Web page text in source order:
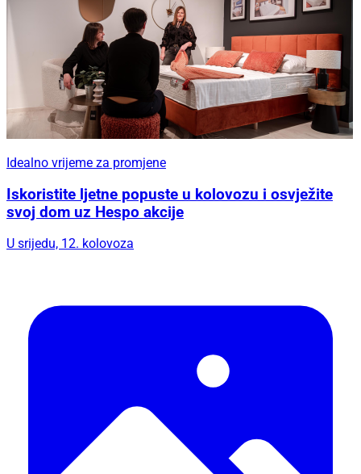
Idealno vrijeme za promjene
Iskoristite ljetne popuste u kolovozu i osvježite
svoj dom uz Hespo akcije
U srijedu, 12. kolovoza